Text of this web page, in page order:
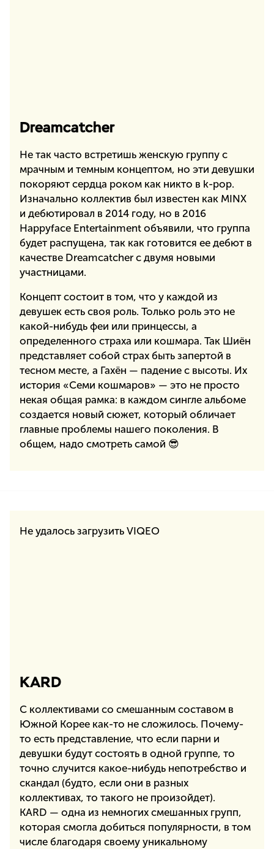
Dreamcatcher
Не так часто встретишь женскую группу с
мрачным и темным концептом, но эти девушки
покоряют сердца роком как никто в k-pop.
Изначально коллектив был известен как MINX
и дебютировал в 2014 году, но в 2016
Happyface Entertainment объявили, что группа
будет распущена, так как готовится ее дебют в
качестве Dreamcatcher с двумя новыми
участницами.
Концепт состоит в том, что у каждой из
девушек есть своя роль. Только роль это не
какой-нибудь феи или принцессы, а
определенного страха или кошмара. Так Шиён
представляет собой страх быть запертой в
тесном месте, а Гахён — падение с высоты. Их
история «Семи кошмаров» — это не просто
некая общая рамка: в каждом сингле альбоме
создается новый сюжет, который обличает
главные проблемы нашего поколения. В
общем, надо смотреть самой 😎
Не удалось загрузить VIQEO
KARD
С коллективами со смешанным составом в
Южной Корее как-то не сложилось. Почему-
то есть представление, что если парни и
девушки будут состоять в одной группе, то
точно случится какое-нибудь непотребство и
скандал (будто, если они в разных
коллективах, то такого не произойдет).
KARD — одна из немногих смешанных групп,
которая смогла добиться популярности, в том
числе благодаря своему уникальному